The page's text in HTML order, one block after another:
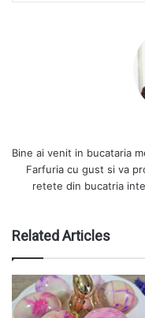
Bine ai venit in bucataria
Farfuria cu gust si va
retete din bucatria
Related Articles